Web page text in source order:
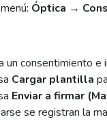
Óptica →
un consentimiento e
Cargar plantilla
Enviar a firmar
se registran la